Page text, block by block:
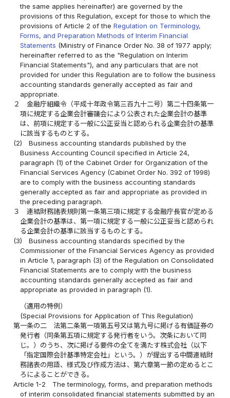
the same applies hereinafter) are governed by the
provisions of this Regulation, except for those to which the
provisions of Article 2 of theRegulation on Terminology,
Forms, and Preparation Methods of Interim Financial
Statements (Ministry of Finance Order No. 38 of 1977 apply;
hereinafter referred to as the "Regulation on Interim
Financial Statements"), and any particulars that are not
provided for under this Regulation are to follow the business
accounting standards generally accepted as fair and
appropriate.
２
金融庁組織令（平成十年政令第三百九十二号）第二十四条第一
項に規定する企業会計審議会により公表された企業会計の基準
は、前項に規定する一般に公正妥当と認められる企業会計の基準
に該当するものとする。
(2)
Business accounting standards published by the
Business Accounting Council specified in Article 24,
paragraph (1) of the Cabinet Order for Organization of the
Financial Services Agency (Cabinet Order No. 392 of 1998)
are to comply with the business accounting standards
generally accepted as fair and appropriate as provided in
the preceding paragraph.
３
連結財務諸表規則第一条第三項に規定する金融庁長官が定める
企業会計の基準は、第一項に規定する一般に公正妥当と認められ
る企業会計の基準に該当するものとする。
(3)
Business accounting standards specified by the
Commissioner of the Financial Services Agency as provided
in Article 1, paragraph (3) of the Regulation on Consolidated
Financial Statements are to comply with the business
accounting standards generally accepted as fair and
appropriate as provided in paragraph (1).
（適用の特例）
(Special Provisions for Application of This Regulation)
第一条の二
法第二条第一項第五号又は第九号に掲げる有価証券の
発行者（同条第五項に規定する発行者をいう。次条において同
じ。）のうち、次に掲げる要件の全てを満たす株式会社（以下
「指定国際会計基準特定会社」という。）が提出する中間連結財
務諸表の用語、様式及び作成方法は、第六章第一節の定めるとこ
ろによることができる。
Article 1-2
The terminology, forms, and preparation methods
of interim consolidated financial statements submitted by an